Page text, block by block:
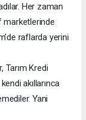
Her zaman
marketlerinde
raflarda yerini
Tarım Kredi
akıllarınca
Yani